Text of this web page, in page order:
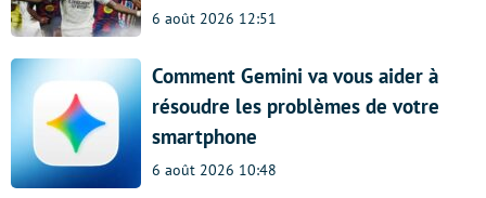
6 août 2026 12:51
Comment Gemini va vous aider à
résoudre les problèmes de votre
smartphone
6 août 2026 10:48